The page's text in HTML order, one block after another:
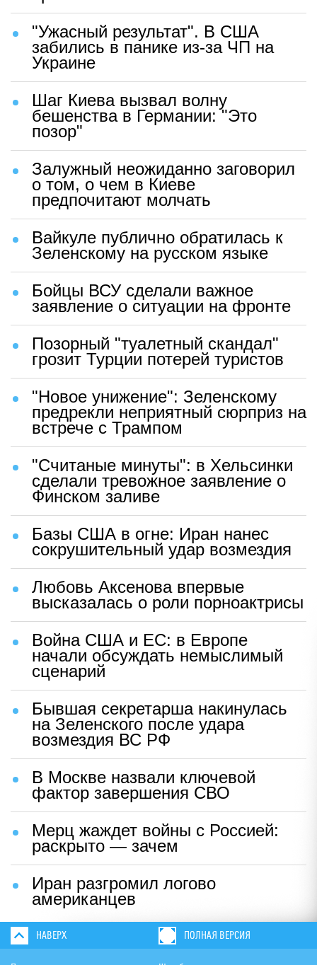
"Ужасный результат". В США
забились в панике из-за ЧП на
Украине
Шаг Киева вызвал волну
бешенства в Германии: "Это
позор"
Залужный неожиданно заговорил
о том, о чем в Киеве
предпочитают молчать
Вайкуле публично обратилась к
Зеленскому на русском языке
Бойцы ВСУ сделали важное
заявление о ситуации на фронте
Позорный "туалетный скандал"
грозит Турции потерей туристов
"Новое унижение": Зеленскому
предрекли неприятный сюрприз на
встрече с Трампом
"Считаные минуты": в Хельсинки
сделали тревожное заявление о
Финском заливе
Базы США в огне: Иран нанес
сокрушительный удар возмездия
Любовь Аксенова впервые
высказалась о роли порноактрисы
Война США и ЕС: в Европе
начали обсуждать немыслимый
сценарий
Бывшая секретарша накинулась
на Зеленского после удара
возмездия ВС РФ
В Москве назвали ключевой
фактор завершения СВО
Мерц жаждет войны с Россией:
раскрыто — зачем
Иран разгромил логово
американцев
НАВЕРХ ПОЛНАЯ ВЕРСИЯ